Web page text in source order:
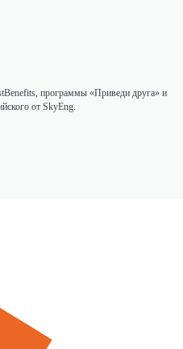
программы «Приведи друга» и
от SkyEng.